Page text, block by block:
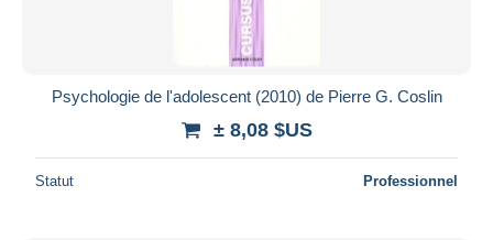
Psychologie de l'adolescent (2010) de Pierre G. Coslin
± 8,08 $US
Statut Professionnel